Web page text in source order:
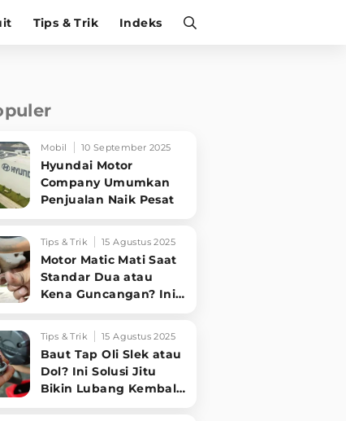
Tips & Trik Indeks
Mobil 10 September 2025
Hyundai Motor
Company Umumkan
Penjualan Naik Pesat
Tips & Trik 15 Agustus 2025
Motor Matic Mati Saat
Standar Dua atau
Kena Guncangan? Ini
Tips & Trik 15 Agustus 2025
Baut Tap Oli Slek atau
Dol? Ini Solusi Jitu
Bikin Lubang Kembali